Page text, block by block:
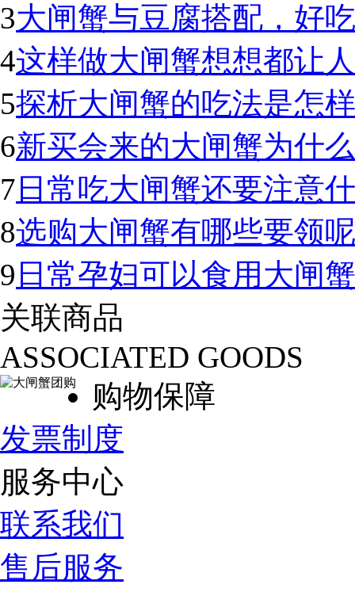
3大闸蟹与豆腐搭配，好
4这样做大闸蟹想想都让
5探析大闸蟹的吃法是怎
6新买会来的大闸蟹为什
7 日常吃大闸蟹还要注意
8选购大闸蟹有哪些要领
9 日常孕妇可以食用大闸
关联商品
ASSOCIATED GOODS
购物保障
发票制度
服务中心
联系我们
售后服务